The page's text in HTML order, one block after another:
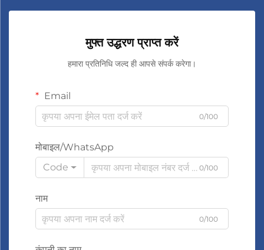
मुफ्त उद्धरण प्राप्त करें
हमारा प्रतिनिधि जल्द ही आपसे संपर्क करेगा।
Email
0/100
मोबाइल/WhatsApp
Code
0/100
नाम
0/100